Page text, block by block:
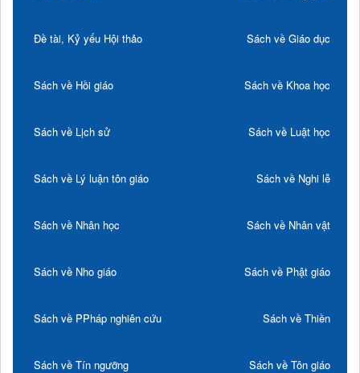
Đề tài, Kỷ yếu Hội thảo Sách về Giáo dục
Sách về Hồi giáo Sách về Khoa học
Sách về Lịch sử Sách về Luật học
Sách về Lý luận tôn giáo Sách về Nghi lễ
Sách về Nhân học Sách về Nhân vật
Sách về Nho giáo Sách về Phật giáo
Sách về PPháp nghiên cứu Sách về Thiền
Sách về Tín ngưỡng Sách về Tôn giáo